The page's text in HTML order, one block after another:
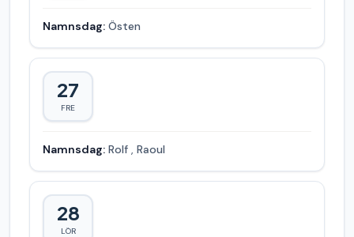
Namnsdag: Östen
27
FRE
Namnsdag: Rolf , Raoul
28
LÖR